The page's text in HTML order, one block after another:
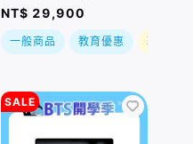
NT$ 29,900
一般商品 教育優惠 現折
SALE